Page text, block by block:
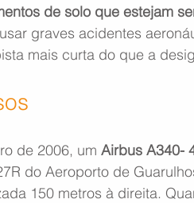
de solo que estejam
graves acidentes
mais curta do que a
de 2006, um Airbus A340-
do Aeroporto de
150 metros à direita.